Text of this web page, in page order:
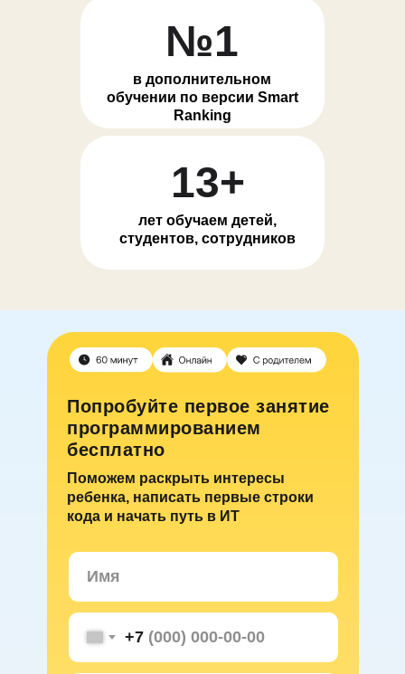
№1
в дополнительном
обучении по версии Smart
Ranking
13+
лет обучаем детей,
студентов, сотрудников
Поможем раскрыть интересы
ребенка, написать первые строки
кода и начать путь в ИТ
Попробуйте первое занятие
программированием
бесплатно
+7